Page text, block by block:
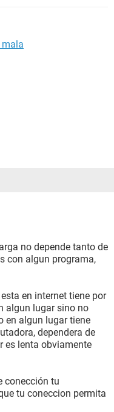
mala
no depende tanto de
con algun programa,
en internet tiene por
algun lugar sino no
en algun lugar tiene
dependera de
es lenta obviamente
conección tu
tu coneccion permita